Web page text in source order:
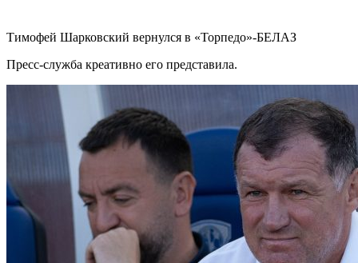
Тимофей Шарковский вернулся в «Торпедо»-БЕЛАЗ
Пресс-служба креативно его представила.